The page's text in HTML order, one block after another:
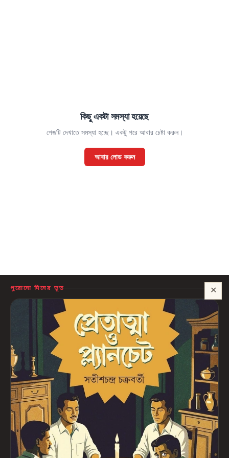
🍪 সাইটটি চালু রাখতে কিছু প্রয়োজনীয় কুকি ব্যবহার হয়। আপনি রাজি থাকলে আমরা বিজ্ঞাপন ও
পরিসংখ্যানের কুকিও ব্যবহার করব, যাতে বুঝতে পারি কোন বই আপনাদের কাজে লাগছে।প্রাইভেসি নীতি
শুধু প্রয়োজনীয় সব ঠিক আছে
কিছু একটা সমস্যা হয়েছে
পেজটি দেখাতে সমস্যা হচ্ছে। একটু পরে আবার চেষ্টা করুন।
আবার লোড করুন
✕
পুরোনো দিনের ভূত
সাহায্য?